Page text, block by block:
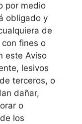
por medio
obligado y
de
fines o
este Aviso
lesivos
terceros, o
dañar,
o
los